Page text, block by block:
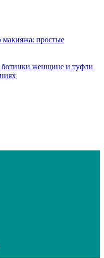
макияжа: простые
ботинки женщине и туфли